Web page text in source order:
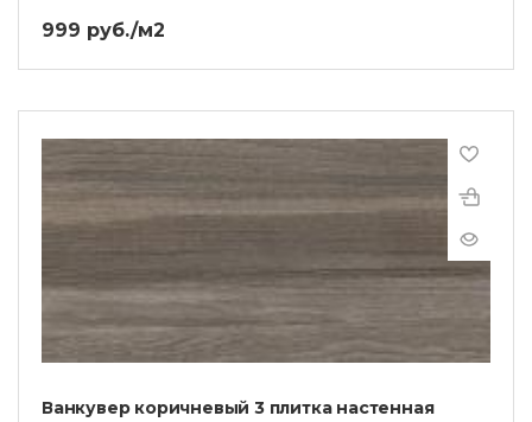
999 руб./м2
Ванкувер коричневый 3 плитка настенная